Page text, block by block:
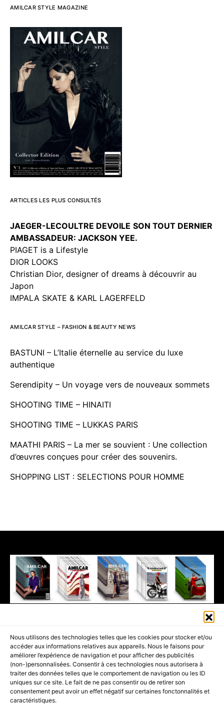
Nous utilisons des technologies telles que les cookies pour stocker et/ou
accéder aux informations relatives aux appareils. Nous le faisons pour
améliorer l’expérience de navigation et pour afficher des publicités
(non-)personnalisées. Consentir à ces technologies nous autorisera à
traiter des données telles que le comportement de navigation ou les ID
uniques sur ce site. Le fait de ne pas consentir ou de retirer son
consentement peut avoir un effet négatif sur certaines fonctonnalités et
caractéristiques.
AMILCAR STYLE MAGAZINE
ARTICLES LES PLUS CONSULTÉS
JAEGER-LECOULTRE DEVOILE SON TOUT DERNIER
AMBASSADEUR: JACKSON YEE.
PIAGET is a Lifestyle
DIOR LOOKS
Christian Dior, designer of dreams à découvrir au
Japon
IMPALA SKATE & KARL LAGERFELD
AMILCAR STYLE – FASHION & BEAUTY NEWS
BASTUNI – L’Italie éternelle au service du luxe
authentique
Serendipity – Un voyage vers de nouveaux sommets
SHOOTING TIME – HINAITI
SHOOTING TIME – LUKKAS PARIS
MAATHI PARIS – La mer se souvient : Une collection
d’œuvres conçues pour créer des souvenirs.
SHOPPING LIST : SELECTIONS POUR HOMME
PART OF THEAMILCAR MAGAZINE GROUP.EDITOR - ADVERTISING
AGENCE MEDIANE.
ACCUEIL BEST OF LUXE
35 MAGAZINES
SHOPPING & CONCIERGERIE
Voyages Contact